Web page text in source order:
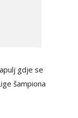
gdje se
šampiona